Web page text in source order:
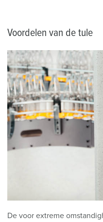
Voordelen van de tule
De voor extreme